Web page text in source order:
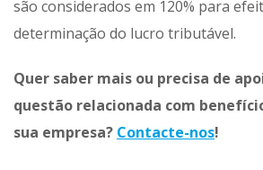
são considerados em 120% para
determinação do lucro tributável.
Quer saber mais ou precisa de
questão relacionada com
sua empresa? Contacte-nos!